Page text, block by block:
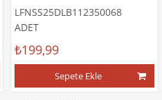
LFNSS25DLB112350068
ADET
₺199,99
Sepete Ekle